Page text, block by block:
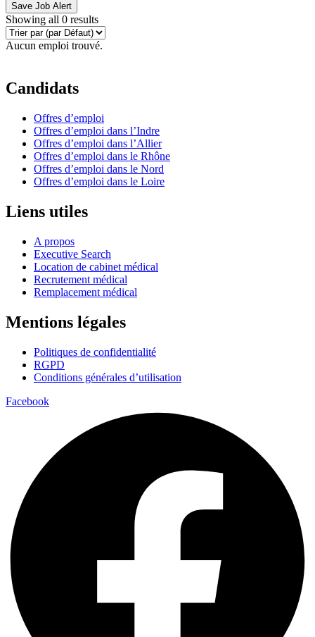
Save Job Alert
Showing all 0 results
Aucun emploi trouvé.
Candidats
Offres d’emploi
Offres d’emploi dans l’Indre
Offres d’emploi dans l’Allier
Offres d’emploi dans le Rhône
Offres d’emploi dans le Nord
Offres d’emploi dans le Loire
Liens utiles
A propos
Executive Search
Location de cabinet médical
Recrutement médical
Remplacement médical
Mentions légales
Politiques de confidentialité
RGPD
Conditions générales d’utilisation
Facebook